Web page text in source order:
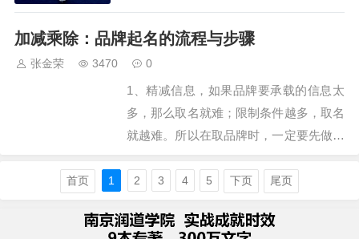
CI是11，CK是13，还都是全合成机油，
打就打呗，有的企业干脆公开产品成本，
类似于当年奥克斯空调一样，想拉友商们
一起下水，而一些做OEM代工的企业，
则直接报价吨加工费250块，这个费用…
加减乘除：品牌起名的流程与步骤
张金荣 3470 0
1、精减信息，如果品牌要承载的信息太
多，那么取名就难；限制条件越多，取名
就越难。所以在取品牌时，一定要先做减
息，在品牌名中只强调这一个最简信息，
万里途。2、加法联想，不管品牌名称，
首页 1 2 3 4 5 下页 尾页